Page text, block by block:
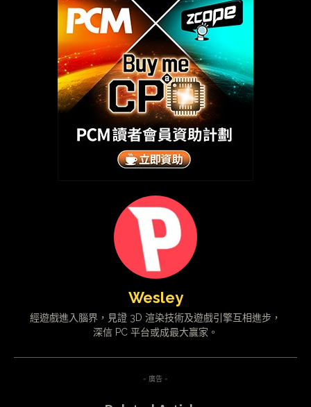
Wesley
經遊戲進入腦界，見證 3D 渲染技術及遊戲引擎互相進步，
深信 PC 平台或成最大贏家。
- 廣告 -